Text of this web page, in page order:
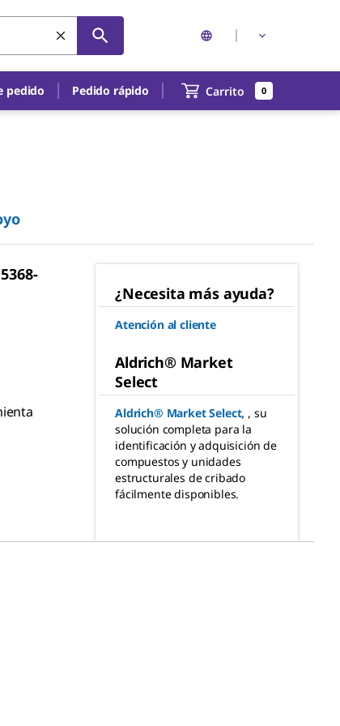
pedido Pedido rápido Carrito 0
¿Necesita más ayuda?
Atención al cliente
Aldrich® Market
Select
Aldrich® Market Select, , su
solución completa para la
identificación y adquisición de
compuestos y unidades
estructurales de cribado
fácilmente disponibles.